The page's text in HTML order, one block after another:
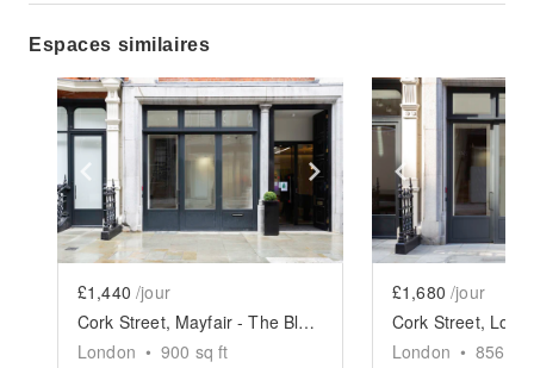
Espaces similaires
Show previous slide Show next slide
£1,440 /jour
Cork Street, Mayfair - The Black Box Basement Space
London • 900 sq ft
Show
£1,680 /jour
London • 856